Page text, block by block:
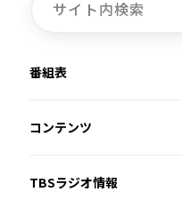
番組表
コンテンツ
TBSラジオ情報